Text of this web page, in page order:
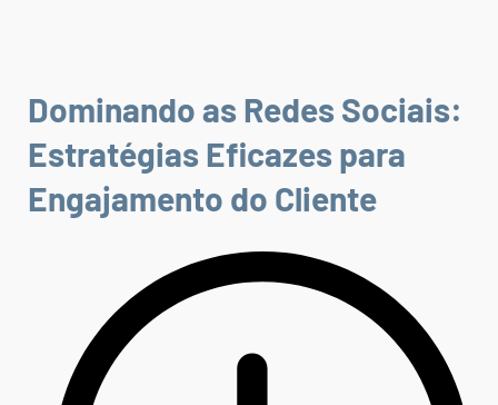
Dominando as Redes Sociais:
Estratégias Eficazes para
Engajamento do Cliente